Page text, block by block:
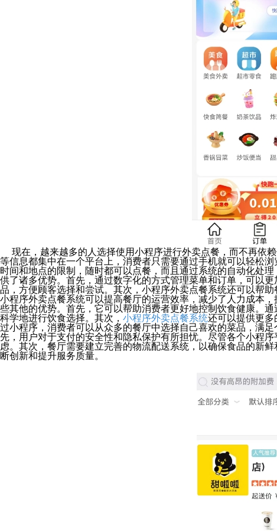
现在，越来越多的人选择使用小程序进行外卖点餐，而不再依赖
等信息都集中在一个平台上，消费者只需要通过手机就可以轻松
时间和地点的限制，随时都可以点餐，而且通过系统的自动化处
供了诸多优势。首先，通过数字化的方式管理菜单和订单，可以
品，方便顾客选择和尝试。其次，小程序外卖点餐系统还可以帮
小程序外卖点餐系统可以提高餐厅的运营效率，减少了人力成本
些其他的优势。首先，它可以帮助消费者更好地控制饮食健康。
科学地进行饮食选择。其次， 小程序外卖点餐系统还可以提供更多
过小程序，消费者可以从众多的餐厅中选择自己喜欢的菜品，满
先，用户对于支付的安全性和隐私保护有所担忧。尽管各个小程
虑。其次，餐厅需要建立完善的物流配送系统，以确保食品的新
断创新和提升服务质量。